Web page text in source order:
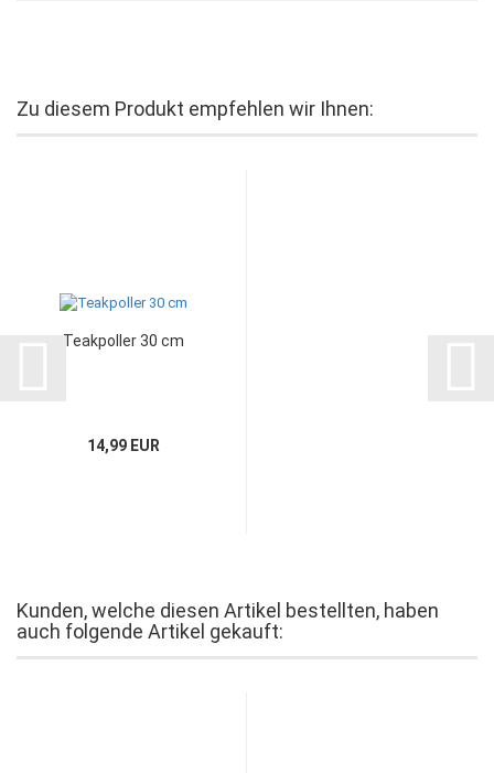
Zu diesem Produkt empfehlen wir Ihnen:
Teakpoller 30 cm
14,99 EUR
Kunden, welche diesen Artikel bestellten, haben
auch folgende Artikel gekauft: